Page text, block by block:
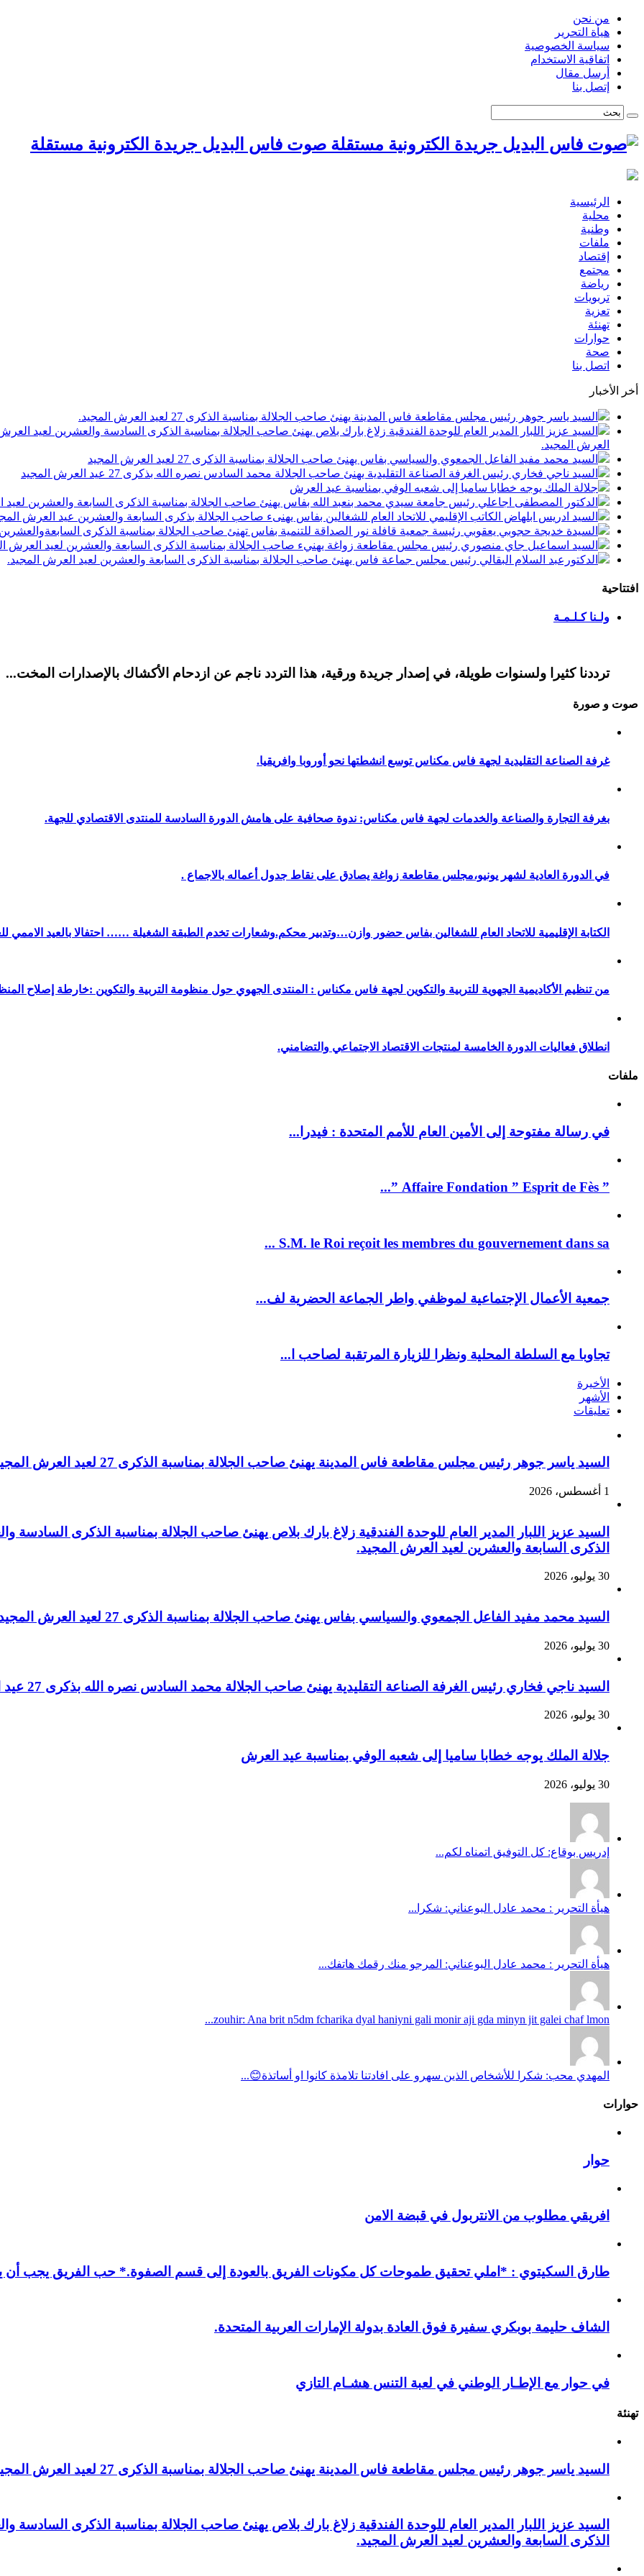
من نحن
هيأة التحرير
سياسة الخصوصية
اتفاقية الاستخدام
أرسل مقال
إتصل بنا
صوت فاس البديل جريدة الكترونية مستقلة
الرئيسية
محلية
وطنية
ملفات
إقتصاد
مجتمع
رياضة
تربويات
تعزية
تهنئة
حوارات
صحة
اتصل بنا
أخر الأخبار
السيد ياسر جوهر رئيس مجلس مقاطعة فاس المدينة يهنئ صاحب الجلالة بمناسبة الذكرى 27 لعيد العرش المجيد.
السيد عزيز اللبار المدير العام للوحدة الفندقية زلاغ بارك بلاص يهنئ صاحب الجلالة بمناسبة الذكرى السادسة والعشرين لعيد
العرش المجيد.
السيد محمد مفيد الفاعل الجمعوي والسياسي بفاس يهنئ صاحب الجلالة بمناسبة الذكرى 27 لعيد العرش المجيد
السيد ناجي فخاري رئيس الغرفة الصناعة التقليدية يهنئ صاحب الجلالة محمد السادس نصره الله بذكرى 27 عيد العرش المجيد
جلالة الملك يوجه خطابا ساميا إلى شعبه الوفي بمناسبة عيد العرش
الدكتور المصطفى اجاعلي رئيس جامعة سيدي محمد بنعبد الله بفاس يهنئ صاحب الجلالة بمناسبة الذكرى السابعة والعشرين لعيد
السيد ادريس ابلهاض الكاتب الإقليمي للاتحاد العام للشغالين بفاس يهنىء صاحب الجلالة بذكرى السابعة والعشرين عيد العرش
السيدة خديجة حجوبي يعقوبي رئيسة جمعية قافلة نور الصداقة للتنمية بفاس تهنئ صاحب الجلالة بمناسبة الذكرى
السيد اسماعيل جاي منصوري رئيس مجلس مقاطعة زواغة يهنيء صاحب الجلالة بمناسبة الذكرى السابعة والعشرين لعيد العرش
الدكتورعبد السلام البقالي رئيس مجلس جماعة فاس يهنئ صاحب الجلالة بمناسبة الذكرى السابعة والعشرين لعيد العرش المجيد.
افتتاحية
ولـنا كـلـمـة
ترددنا كثيرا ولسنوات طويلة، في إصدار جريدة ورقية، هذا التردد ناجم عن ازدحام الأكشاك بالإصدارات المخت...
صوت و صورة
غرفة الصناعة التقليدية لجهة فاس مكناس توسع انشطتها نحو أوروبا وافريقيا.
بغرفة التجارة والصناعة والخدمات لجهة فاس مكناس: ندوة صحافية على هامش الدورة السادسة للمنتدى الاقتصادي للجهة.
في الدورة العادية لشهر يونيو،مجلس مقاطعة زواغة يصادق على نقاط جدول أعماله بالاجماع .
الكتابة الإقليمية للاتحاد العام للشغالين بفاس حضور وازن…وتدبير محكم.وشعارات تخدم الطبقة الشغيلة …… احتفالا بالعيد الاممي
من تنظيم الأكاديمية الجهوية للتربية والتكوين لجهة فاس مكناس : المنتدى الجهوي حول منظومة التربية والتكوين :خارطة إصلاح
انطلاق فعاليات الدورة الخامسة لمنتجات الاقتصاد الاجتماعي والتضامني.
ملفات
في رسالة مفتوحة إلى الأمين العام للأمم المتحدة : فيدرا...
” Affaire Fondation ” Esprit de Fès ”...
S.M. le Roi reçoit les membres du gouvernement dans sa ...
جمعية الأعمال الإجتماعية لموظفي واطر الجماعة الحضرية لف...
تجاوبا مع السلطة المحلية ونظرا للزيارة المرتقبة لصاحب ا...
الأخيرة
الأشهر
تعليقات
السيد ياسر جوهر رئيس مجلس مقاطعة فاس المدينة يهنئ صاحب الجلالة بمناسبة الذكرى 27 لعيد العرش المجيد.
1 أغسطس، 2026
السيد عزيز اللبار المدير العام للوحدة الفندقية زلاغ بارك بلاص يهنئ صاحب الجلالة بمناسبة الذكرى
الذكرى السابعة والعشرين لعيد العرش المجيد.
30 يوليو، 2026
السيد محمد مفيد الفاعل الجمعوي والسياسي بفاس يهنئ صاحب الجلالة بمناسبة الذكرى 27 لعيد العرش المجيد
30 يوليو، 2026
السيد ناجي فخاري رئيس الغرفة الصناعة التقليدية يهنئ صاحب الجلالة محمد السادس نصره الله بذكرى 27 عيد العرش المجيد
30 يوليو، 2026
جلالة الملك يوجه خطابا ساميا إلى شعبه الوفي بمناسبة عيد العرش
30 يوليو، 2026
إدريس بوقاع: كل التوفيق اتمناه لكم...
هيأة التحرير : محمد عادل البوعناني: شكرا...
هيأة التحرير : محمد عادل البوعناني: المرجو منك رقمك هاتفك...
zouhir: Ana brit n5dm fcharika dyal haniyni gali monir aji gda minyn jit galei chaf lmon...
المهدي محب: شكرا للأشخاص الذين سهرو على افادتنا تلامذة كانوا او أساتذة😊...
حوارات
حوار
افريقي مطلوب من الانتربول في قبضة الامن
طارق السكيتوي : *املي تحقيق طموحات كل مكونات الفريق بالعودة إلى قسم الصفوة.* حب الفريق يجب أن
الشاف حليمة بوبكري سفيرة فوق العادة بدولة الإمارات العربية المتحدة.
في حوار مع الإطـار الوطني في لعبة التنس هشـام التازي
تهنئة
السيد ياسر جوهر رئيس مجلس مقاطعة فاس المدينة يهنئ صاحب الجلالة بمناسبة الذكرى 27 لعيد العرش المجيد.
السيد عزيز اللبار المدير العام للوحدة الفندقية زلاغ بارك بلاص يهنئ صاحب الجلالة بمناسبة الذكرى
الذكرى السابعة والعشرين لعيد العرش المجيد.